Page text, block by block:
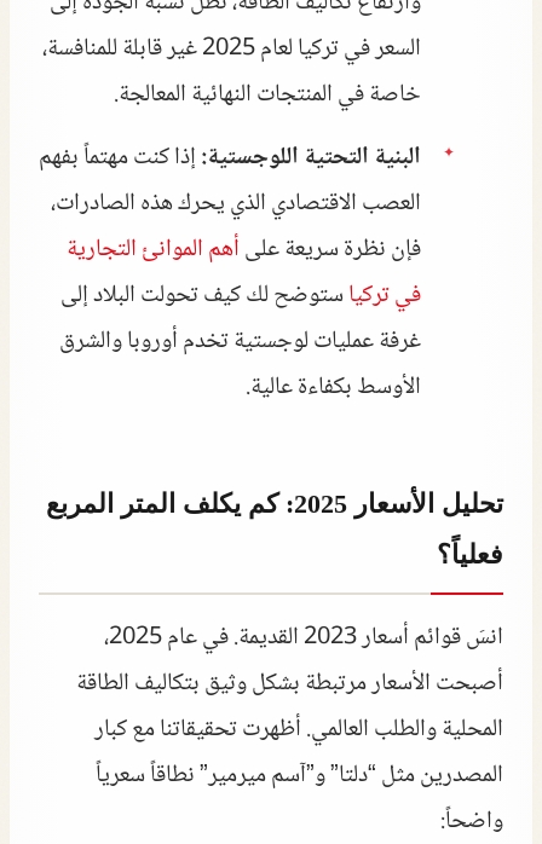
السعر في تركيا لعام 2025 غير قابلة للمنافسة،
خاصة في المنتجات النهائية المعالجة.
البنية التحتية اللوجستية:إذا كنت مهتماً بفهم
العصب الاقتصادي الذي يحرك هذه الصادرات،
فإن نظرة سريعة علىأهم الموانئ التجارية
في تركياستوضح لك كيف تحولت البلاد إلى
غرفة عمليات لوجستية تخدم أوروبا والشرق
الأوسط بكفاءة عالية.
تحليل الأسعار 2025: كم يكلف المتر المربع
فعلياً؟
انسَ قوائم أسعار 2023 القديمة. في عام 2025،
أصبحت الأسعار مرتبطة بشكل وثيق بتكاليف الطاقة
المحلية والطلب العالمي. أظهرت تحقيقاتنا مع كبار
المصدرين مثل “دلتا” و”آسم ميرمير” نطاقاً سعرياً
واضحاً: